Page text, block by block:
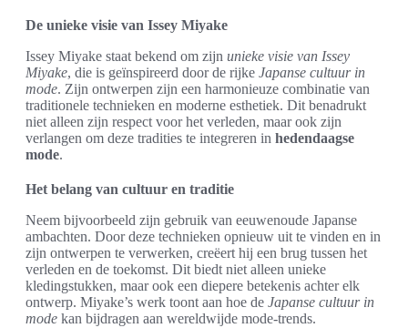
De unieke visie van Issey Miyake
Issey Miyake staat bekend om zijn unieke visie van Issey
Miyake, die is geïnspireerd door de rijke Japanse cultuur in
mode. Zijn ontwerpen zijn een harmonieuze combinatie van
traditionele technieken en moderne esthetiek. Dit benadrukt
niet alleen zijn respect voor het verleden, maar ook zijn
verlangen om deze tradities te integreren in hedendaagse
mode.
Het belang van cultuur en traditie
Neem bijvoorbeeld zijn gebruik van eeuwenoude Japanse
ambachten. Door deze technieken opnieuw uit te vinden en in
zijn ontwerpen te verwerken, creëert hij een brug tussen het
verleden en de toekomst. Dit biedt niet alleen unieke
kledingstukken, maar ook een diepere betekenis achter elk
ontwerp. Miyake’s werk toont aan hoe de Japanse cultuur in
mode kan bijdragen aan wereldwijde mode-trends.